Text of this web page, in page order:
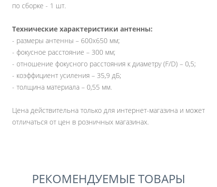
по сборке - 1 шт.
Технические характеристики антенны:
- размеры антенны – 600x650 мм;
- фокусное расстояние – 300 мм;
- отношение фокусного расстояния к диаметру (F/D) – 0,5;
- коэффициент усиления – 35,9 дБ;
- толщина материала – 0,55 мм.
Цена действительна только для интернет-магазина и может
отличаться от цен в розничных магазинах.
РЕКОМЕНДУЕМЫЕ ТОВАРЫ